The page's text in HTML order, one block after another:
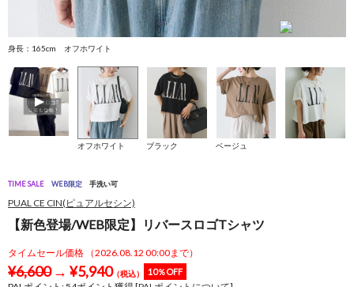
身長：165cm オフホワイト
オフホワイト ブラック ベージュ
TIME SALE WEB限定 手洗い可
PUAL CE CIN(ピュアルセシン)
【新色登場/WEB限定】リバースロゴTシャツ
タイムセール価格 （2026.08.12 00:00まで）
¥6,600→ ¥5,940（税込） 10％OFF